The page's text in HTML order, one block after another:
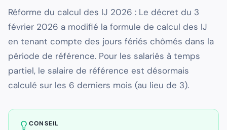
Réforme du calcul des IJ 2026 : Le décret du 3
février 2026 a modifié la formule de calcul des IJ
en tenant compte des jours fériés chômés dans la
période de référence. Pour les salariés à temps
partiel, le salaire de référence est désormais
calculé sur les 6 derniers mois (au lieu de 3).
CONSEIL